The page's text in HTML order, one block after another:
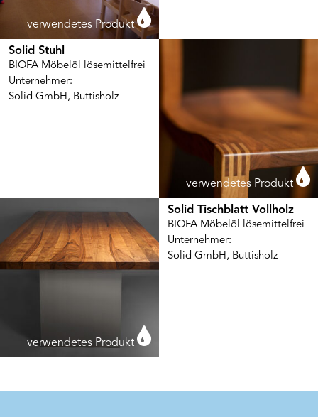
verwendetes Produkt
verwendetes Produkt
Solid Stuhl
BIOFA Möbelöl lösemittelfrei
Unternehmer:
Solid GmbH, Buttisholz
verwendetes Produkt
Solid Tischblatt Vollholz
BIOFA Möbelöl lösemittelfrei
Unternehmer:
Solid GmbH, Buttisholz